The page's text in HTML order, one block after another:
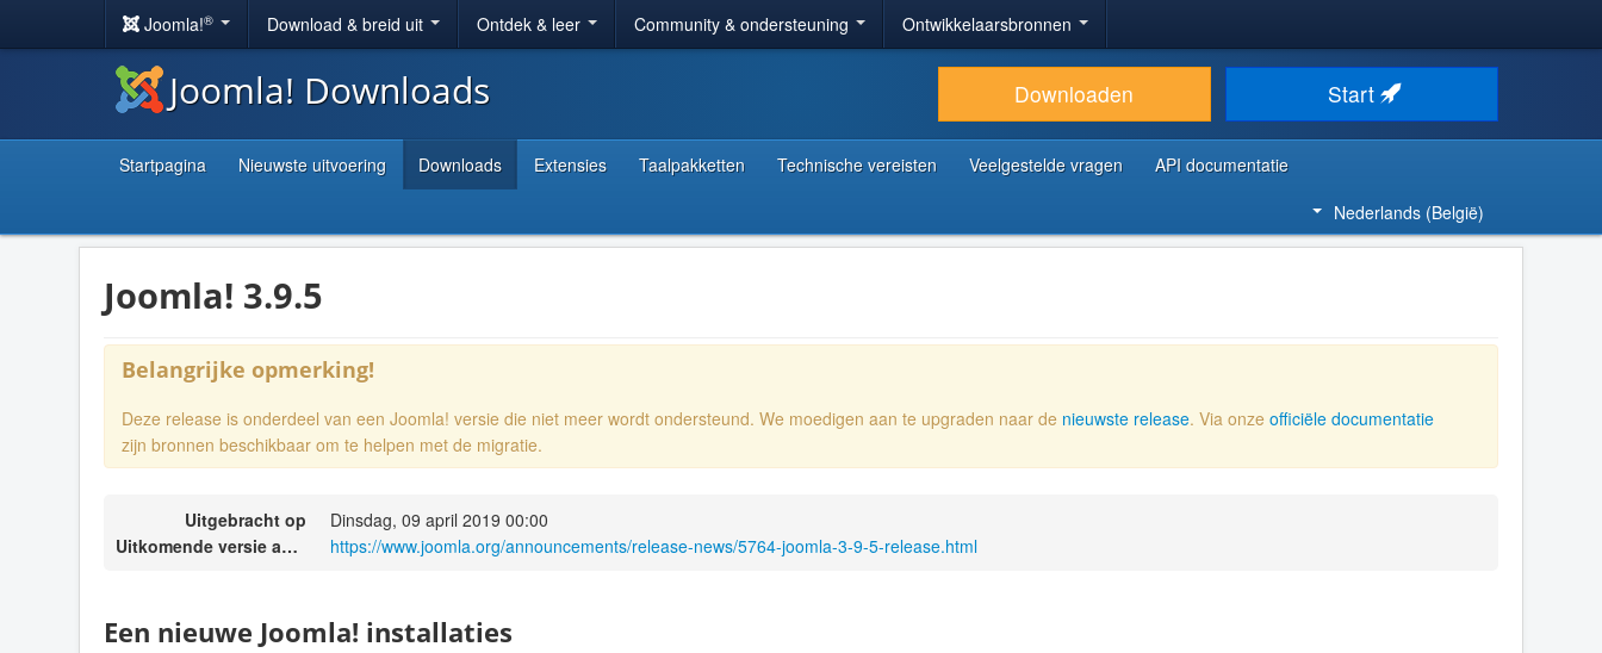
Joomla!® Download & breid uit Ontdek & leer Community & ondersteuning Ontwikkelaarsbronnen
Joomla! Downloads Downloaden Start
Startpagina Nieuwste uitvoering Downloads Extensies Taalpakketten Technische vereisten Veelgestelde vragen
API documentatie
Nederlands (België)
Joomla! 3.9.5
Belangrijke opmerking!
Deze release is onderdeel van een Joomla! versie die niet meer wordt ondersteund. We moedigen aan te upgraden naar de nieuwste release. Via onze officiële documentatie
zijn bronnen beschikbaar om te helpen met de migratie.
Uitgebracht op
Dinsdag, 09 april 2019 00:00
Uitkomende versie aankondiging
https://www.joomla.org/announcements/release-news/5764-joomla-3-9-5-release.html
Een nieuwe Joomla! installaties